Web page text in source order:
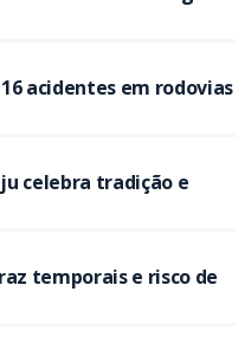
acidentes em rodovias
celebra tradição e
temporais e risco de